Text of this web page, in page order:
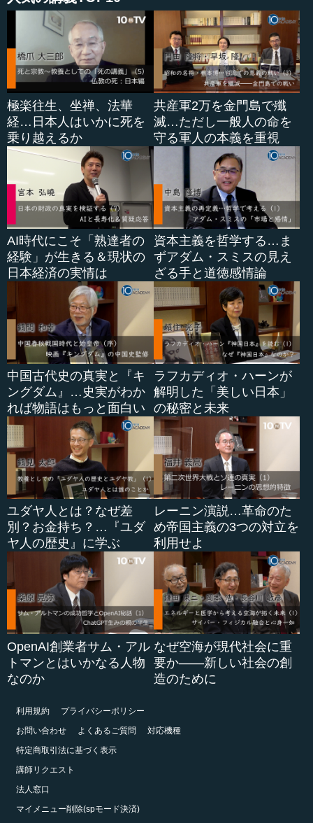
極楽往生、坐禅、法華
経…日本人はいかに死を
乗り越えるか
共産軍2万を金門島で殲
滅…ただし一般人の命を
守る軍人の本義を重視
AI時代にこそ「熟達者の
経験」が生きる＆現状の
日本経済の実情は
資本主義を哲学する…ま
ずアダム・スミスの見え
ざる手と道徳感情論
中国古代史の真実と『キ
ングダム』…史実がわか
れば物語はもっと面白い
ラフカディオ・ハーンが
解明した「美しい日本」
の秘密と未来
ユダヤ人とは？なぜ差
別？お金持ち？…『ユダ
ヤ人の歴史』に学ぶ
レーニン演説…革命のた
め帝国主義の3つの対立を
利用せよ
OpenAI創業者サム・アル
トマンとはいかなる人物
なのか
なぜ空海が現代社会に重
要か――新しい社会の創
造のために
利用規約
プライバシーポリシー
お問い合わせ
よくあるご質問
対応機種
特定商取引法に基づく表示
講師リクエスト
法人窓口
マイメニュー削除(spモード決済)